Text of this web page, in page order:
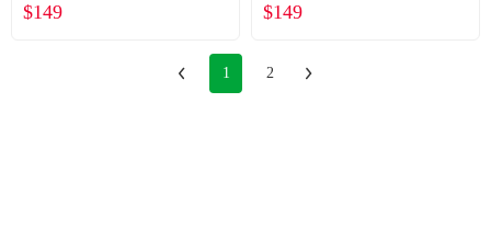
安撫奶嘴（全齡）-紅豆
$149
安撫奶嘴（全齡）-藍紋
$149
1 2